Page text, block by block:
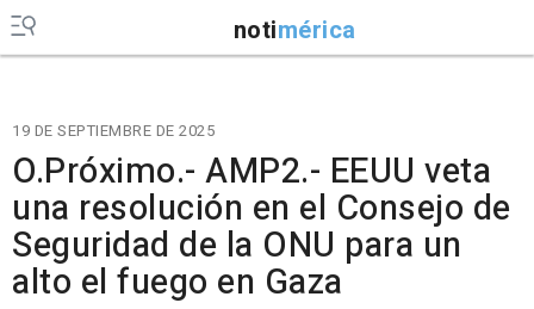
notimérica
19 DE SEPTIEMBRE DE 2025
O.Próximo.- AMP2.- EEUU veta
una resolución en el Consejo de
Seguridad de la ONU para un
alto el fuego en Gaza